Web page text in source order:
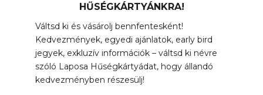
HŰSÉGKÁRTYÁNKRA!
Váltsd ki és vásárolj bennfentesként!
Kedvezmények, egyedi ajánlatok, early bird
jegyek, exkluzív információk – váltsd ki névre
szóló Laposa Hűségkártyádat, hogy állandó
kedvezményben részesülj!